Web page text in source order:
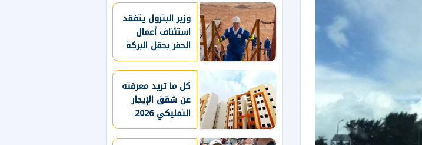
وزير البترول يتفقد
استئناف أعمال
الحفر بحقل البركة
في أسوان ويؤكد:
صعيد مصر على
خريطة الاستثمار
البترولي
كل ما تريد معرفته
عن شقق الإيجار
التمليكي 2026
قبل التقديم